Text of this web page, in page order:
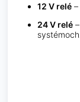
12 V relé
24 V relé
systémoch.